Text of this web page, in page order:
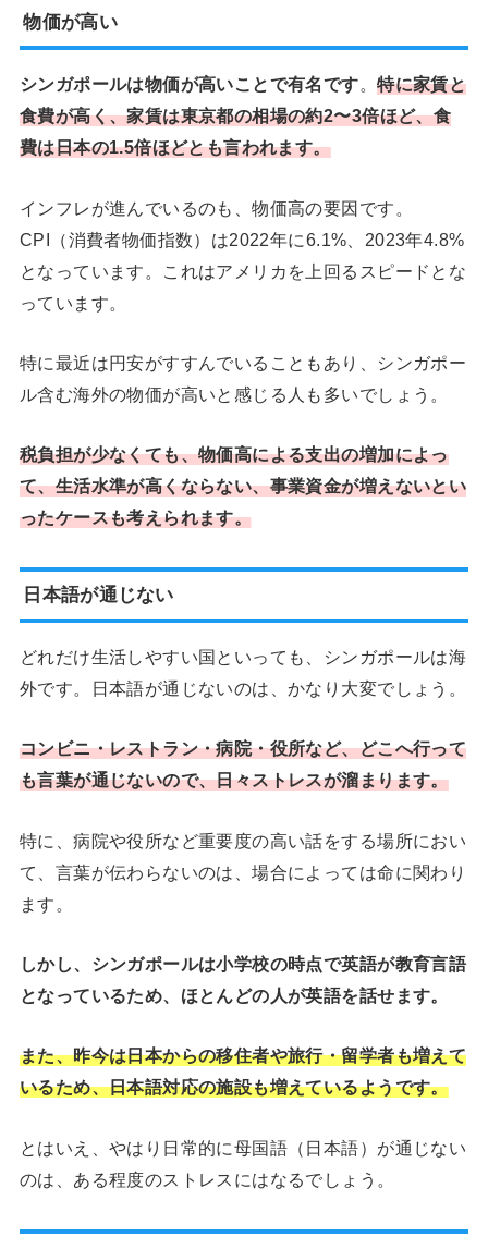
物価が高い
シンガポールは物価が高いことで有名です。特に家賃と
食費が高く、家賃は東京都の相場の約2〜3倍ほど、食
費は日本の1.5倍ほどとも言われます。
インフレが進んでいるのも、物価高の要因です。
CPI（消費者物価指数）は2022年に6.1%、2023年4.8%
となっています。これはアメリカを上回るスピードとな
っています。
特に最近は円安がすすんでいることもあり、シンガポー
ル含む海外の物価が高いと感じる人も多いでしょう。
税負担が少なくても、物価高による支出の増加によっ
て、生活水準が高くならない、事業資金が増えないとい
ったケースも考えられます。
日本語が通じない
どれだけ生活しやすい国といっても、シンガポールは海
外です。日本語が通じないのは、かなり大変でしょう。
コンビニ・レストラン・病院・役所など、どこへ行って
も言葉が通じないので、日々ストレスが溜まります。
特に、病院や役所など重要度の高い話をする場所におい
て、言葉が伝わらないのは、場合によっては命に関わり
ます。
しかし、シンガポールは小学校の時点で英語が教育言語
となっているため、ほとんどの人が英語を話せます。
また、昨今は日本からの移住者や旅行・留学者も増えて
いるため、日本語対応の施設も増えているようです。
とはいえ、やはり日常的に母国語（日本語）が通じない
のは、ある程度のストレスにはなるでしょう。